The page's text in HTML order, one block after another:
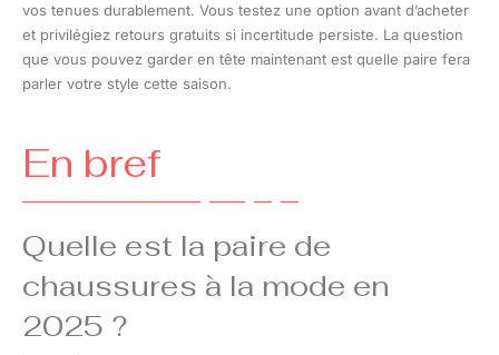
vos tenues durablement. Vous testez une option avant d’acheter
et privilégiez retours gratuits si incertitude persiste. La question
que vous pouvez garder en tête maintenant est quelle paire fera
parler votre style cette saison.
En bref
Quelle est la paire de
chaussures à la mode en
2025 ?